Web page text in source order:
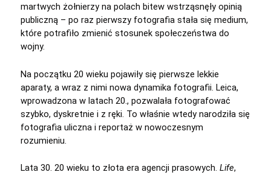
martwych żołnierzy na polach bitew wstrząsnęły opinią
publiczną – po raz pierwszy fotografia stała się medium,
które potrafiło zmienić stosunek społeczeństwa do
wojny.
Na początku 20 wieku pojawiły się pierwsze lekkie
aparaty, a wraz z nimi nowa dynamika fotografii. Leica,
wprowadzona w latach 20., pozwalała fotografować
szybko, dyskretnie i z ręki. To właśnie wtedy narodziła się
fotografia uliczna i reportaż w nowoczesnym
rozumieniu.
Lata 30. 20 wieku to złota era agencji prasowych. Life,